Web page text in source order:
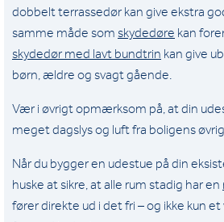
dobbelt terrassedør kan give ekstra
samme måde som skydedøre kan
skydedør med lavt bundtrin kan give
børn, ældre og svagt gående.
Vær i øvrigt opmærksom på, at din
meget dagslys og luft fra boligens
Når du bygger en udestue på din
huske at sikre, at alle rum stadig har en
fører direkte ud i det fri – og ikke kun